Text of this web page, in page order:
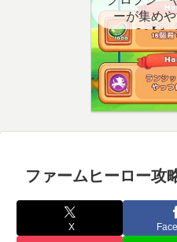
ーが集め
こ？【ク
ファームヒーロー攻
X